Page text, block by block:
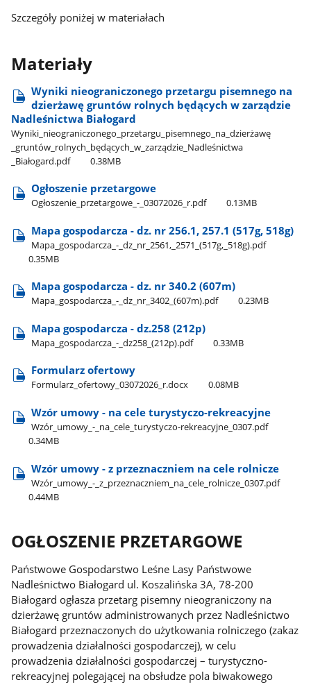
Szczegóły poniżej w materiałach
Materiały
Wyniki nieograniczonego przetargu pisemnego na
dzierżawę gruntów rolnych będących w zarządzie
Nadleśnictwa Białogard
Wyniki​_nieograniczonego​_przetargu​_pisemnego​_na​_dzierżawę​
_gruntów​_rolnych​_będących​_w​_zarządzie​_Nadleśnictwa​
_Białogard.pdf
0.38MB
Ogłoszenie przetargowe
Ogłoszenie​_przetargowe​_-​_03072026​_r.pdf 0.13MB
Mapa gospodarcza - dz. nr 256.1, 257.1 (517g, 518g)
Mapa​_gospodarcza​_-​_dz​_nr​_2561,​_2571​_(517g,​_518g).pdf
0.35MB
Mapa gospodarcza - dz. nr 340.2 (607m)
Mapa​_gospodarcza​_-​_dz​_nr​_3402​_(607m).pdf 0.23MB
Mapa gospodarcza - dz.258 (212p)
Mapa​_gospodarcza​_-​_dz258​_(212p).pdf 0.33MB
Formularz ofertowy
Formularz​_ofertowy​_03072026​_r.docx 0.08MB
Wzór umowy - na cele turystyczo-rekreacyjne
Wzór​_umowy​_-​_na​_cele​_turystyczo-rekreacyjne​_0307.pdf
0.34MB
Wzór umowy - z przeznaczniem na cele rolnicze
Wzór​_umowy​_-​_z​_przeznaczniem​_na​_cele​_rolnicze​_0307.pdf
0.44MB
OGŁOSZENIE PRZETARGOWE
Państwowe Gospodarstwo Leśne Lasy Państwowe
Nadleśnictwo Białogard ul. Koszalińska 3A, 78-200
Białogard ogłasza przetarg pisemny nieograniczony na
dzierżawę gruntów administrowanych przez Nadleśnictwo
Białogard przeznaczonych do użytkowania rolniczego (zakaz
prowadzenia działalności gospodarczej), w celu
prowadzenia działalności gospodarczej – turystyczno-
rekreacyjnej polegającej na obsłudze pola biwakowego